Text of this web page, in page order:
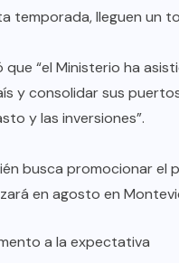
temporada, lleguen un
que “el Ministerio ha
y consolidar sus
y las inversiones”.
busca promocionar el
en agosto en
a la expectativa
ABUSOS Y
JUNIO 24, 2026